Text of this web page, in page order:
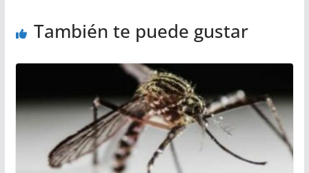
También te puede gustar